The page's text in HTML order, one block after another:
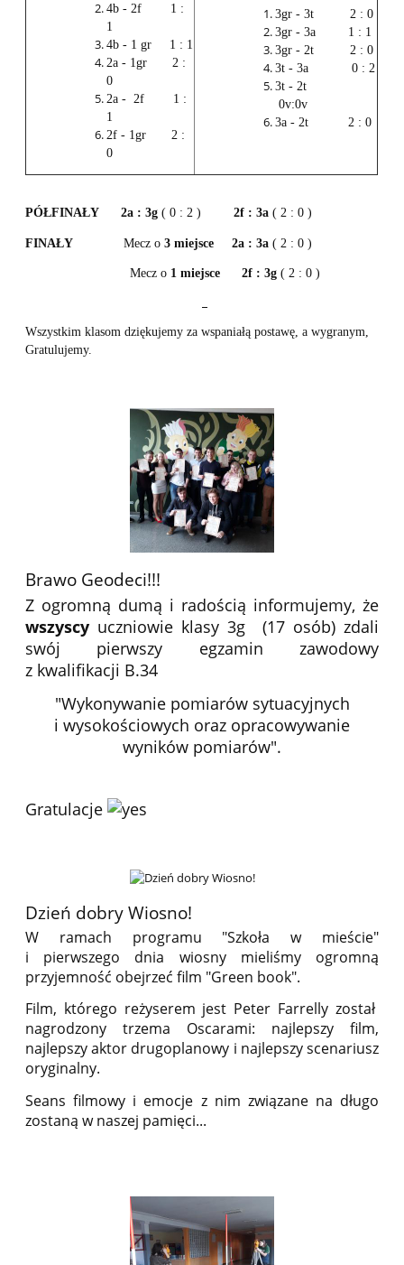
4b - 2f 1 :
1
4b - 1 gr 1 : 1
2a - 1gr 2 :
0
2a - 2f 1 :
1
2f - 1gr 2 :
0
3gr - 3t 2 : 0
3gr - 3a 1 : 1
3gr - 2t 2 : 0
3t - 3a 0 : 2
3t - 2t
0v:0v
3a - 2t 2 : 0
PÓŁFINAŁY2a : 3g ( 0 : 2 )2f : 3a ( 2 : 0 )
FINAŁYMecz o3 miejsce2a : 3a ( 2 : 0 )
Mecz o 1 miejsce2f : 3g ( 2 : 0 )
Wszystkim klasom dziękujemy za wspaniałą postawę, a wygranym,
Gratulujemy.
Brawo Geodeci!!!
Z ogromną dumą i radością informujemy, że
wszyscy uczniowie klasy 3g (17 osób) zdali
swój pierwszy egzamin zawodowy
z kwalifikacji B.34
"Wykonywanie pomiarów sytuacyjnych
i wysokościowych oraz opracowywanie
wyników pomiarów".
Gratulacje
Dzień dobry Wiosno!
W ramach programu "Szkoła w mieście"
i pierwszego dnia wiosny mieliśmy ogromną
przyjemność obejrzeć film "Green book".
Film, którego reżyserem jest Peter Farrelly został
nagrodzony trzema Oscarami: najlepszy film,
najlepszy aktor drugoplanowy i najlepszy scenariusz
oryginalny.
Seans filmowy i emocje z nim związane na długo
zostaną w naszej pamięci...